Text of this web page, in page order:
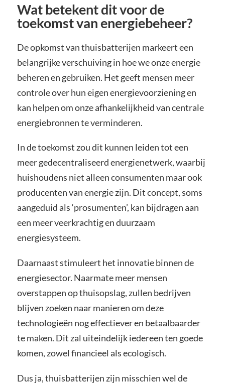
Wat betekent dit voor de
toekomst van energiebeheer?
De opkomst van thuisbatterijen markeert een
belangrijke verschuiving in hoe we onze energie
beheren en gebruiken. Het geeft mensen meer
controle over hun eigen energievoorziening en
kan helpen om onze afhankelijkheid van centrale
energiebronnen te verminderen.
In de toekomst zou dit kunnen leiden tot een
meer gedecentraliseerd energienetwerk, waarbij
huishoudens niet alleen consumenten maar ook
producenten van energie zijn. Dit concept, soms
aangeduid als ‘prosumenten’, kan bijdragen aan
een meer veerkrachtig en duurzaam
energiesysteem.
Daarnaast stimuleert het innovatie binnen de
energiesector. Naarmate meer mensen
overstappen op thuisopslag, zullen bedrijven
blijven zoeken naar manieren om deze
technologieën nog effectiever en betaalbaarder
te maken. Dit zal uiteindelijk iedereen ten goede
komen, zowel financieel als ecologisch.
Dus ja, thuisbatterijen zijn misschien wel de